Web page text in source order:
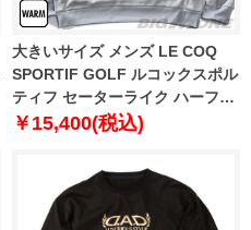
大きいサイズ メンズ LE COQ
SPORTIF GOLF ルコックスポル
ティフ セーターライク ハーフジ
ップ カットソー ストレッチ ゴル
￥15,400(税込)